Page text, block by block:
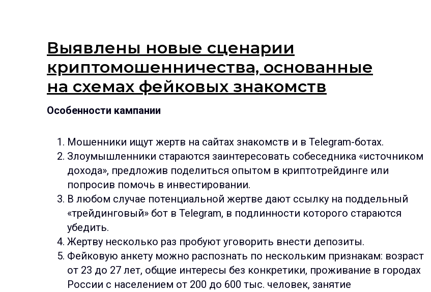
Выявлены новые сценарии
криптомошенничества, основанные
на схемах фейковых знакомств
Особенности кампании
Мошенники ищут жертв на сайтах знакомств и в Telegram-ботах.
Злоумышленники стараются заинтересовать собеседника «источником
дохода», предложив поделиться опытом в криптотрейдинге или
попросив помочь в инвестировании.
В любом случае потенциальной жертве дают ссылку на поддельный
«трейдинговый» бот в Telegram, в подлинности которого стараются
убедить.
Жертву несколько раз пробуют уговорить внести депозиты.
Фейковую анкету можно распознать по нескольким признакам: возраст
от 23 до 27 лет, общие интересы без конкретики, проживание в городах
России с населением от 200 до 600 тыс. человек, занятие